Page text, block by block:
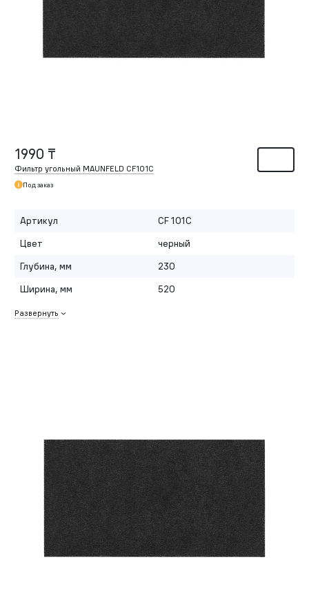
1990 ₸
Фильтр угольный MAUNFELD CF101C
Под заказ
Артикул
CF 101C
Цвет
черный
Глубина, мм
230
Ширина, мм
520
Развернуть